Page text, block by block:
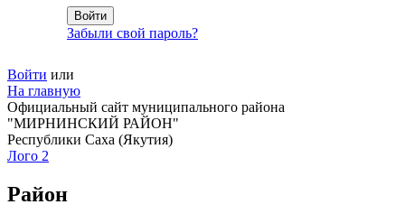
Забыли свой пароль?
Войти или
На главную
Официальный сайт муниципального района
"МИРНИНСКИЙ РАЙОН"
Республики Саха (Якутия)
Лого 2
Район